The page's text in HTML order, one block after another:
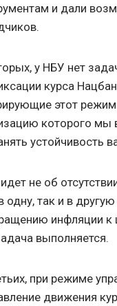
и дали
у НБУ нет
курса
этот
которого мы
устойчивость
не об
одну, так и в
инфляции к
выполняется.
при режиме
движения